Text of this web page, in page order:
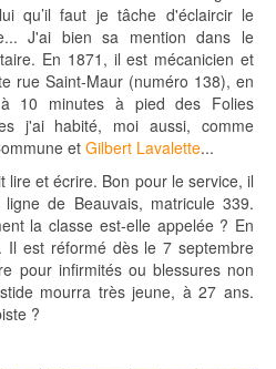
qu’il faut je tâche d'éclaircir le
J'ai bien sa mention dans le
En 1871, il est mécanicien et
rue Saint-Maur (numéro 138), en
10 minutes à pied des Folies
j'ai habité, moi aussi, comme
et Gilbert Lavalette...
lire et écrire. Bon pour le service, il
de Beauvais, matricule 339.
la classe est-elle appelée ? En
Il est réformé dès le 7 septembre
pour infirmités ou blessures non
mourra très jeune, à 27 ans.
?